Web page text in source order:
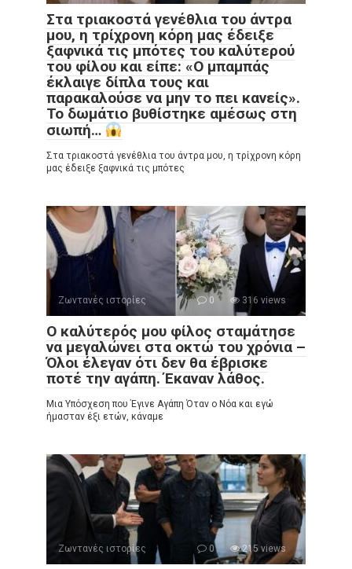
Στα τριακοστά γενέθλια του άντρα
μου, η τρίχρονη κόρη μας έδειξε
ξαφνικά τις μπότες του καλύτερού
του φίλου και είπε: «Ο μπαμπάς
έκλαιγε δίπλα τους και
παρακαλούσε να μην το πει κανείς».
Το δωμάτιο βυθίστηκε αμέσως στη
σιωπή…
Στα τριακοστά γενέθλια του άντρα μου, η τρίχρονη κόρη
μας έδειξε ξαφνικά τις μπότες
Ζωντανές ιστορίες 0 316 views
Ο καλύτερός μου φίλος σταμάτησε
να μεγαλώνει στα οκτώ του χρόνια –
Όλοι έλεγαν ότι δεν θα έβρισκε
ποτέ την αγάπη. Έκαναν λάθος.
Μια Υπόσχεση που Έγινε Αγάπη Όταν ο Νόα και εγώ
ήμασταν έξι ετών, κάναμε
Ζωντανές ιστορίες 0 215 views